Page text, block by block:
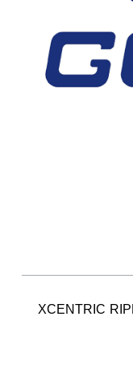
XCENTRIC